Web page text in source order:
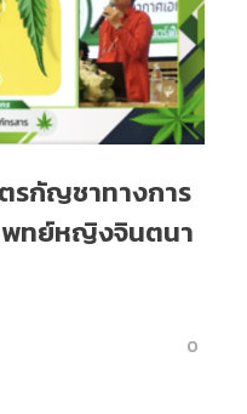
รกัญชาทางการ
ทย์หญิงจินตนา
0